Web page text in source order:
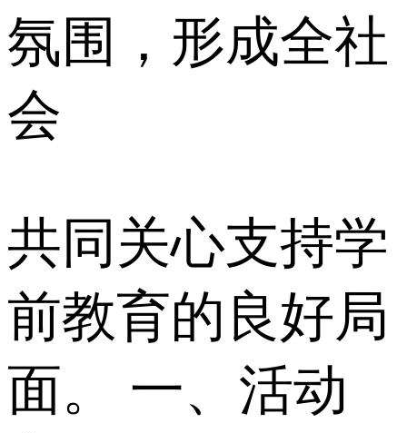
氛围，形成全社
会
共同关心支持学
前教育的良好局
面。 一、活动